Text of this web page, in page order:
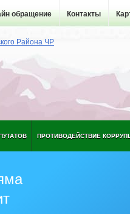
обращение Контакты
ПРОТИВОДЕЙСТВИЕ